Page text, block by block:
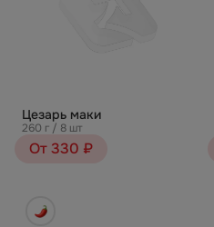
Цезарь маки
260 г / 8 шт
От 330 ₽